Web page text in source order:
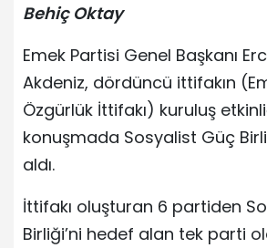
Behiç Oktay
Emek Partisi Genel Başkanı
Akdeniz, dördüncü ittifakın
Özgürlük İttifakı) kuruluş
konuşmada Sosyalist Güç
aldı.
İttifakı oluşturan 6 partiden
Birliği’ni hedef alan tek parti